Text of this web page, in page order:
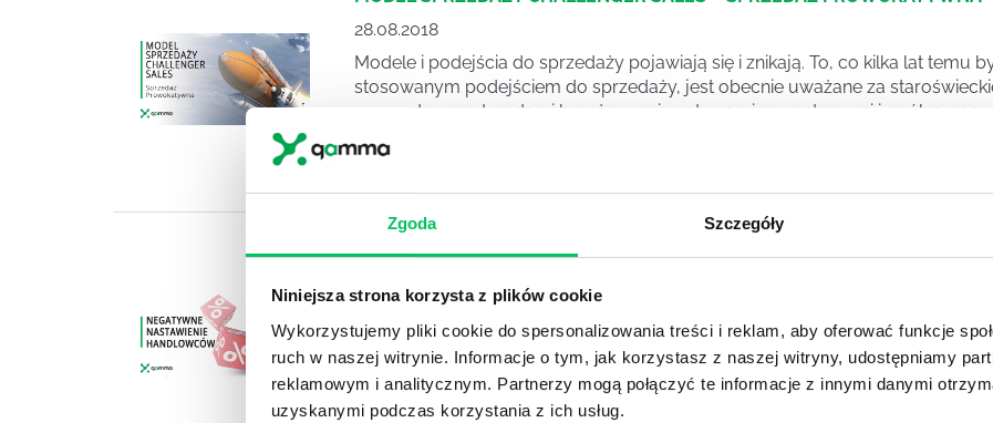
Zgoda Szczegóły
Niniejsza strona korzysta z plików cookie
Wykorzystujemy pliki cookie do spersonalizowania treści i reklam, aby oferować funkcje
ruch w naszej witrynie. Informacje o tym, jak korzystasz z naszej witryny, udostępniamy
reklamowym i analitycznym. Partnerzy mogą połączyć te informacje z innymi danymi
uzyskanymi podczas korzystania z ich usług.
28.08.2018
Modele i podejścia do sprzedaży pojawiają się i znikają. To, co kilka lat temu
stosowanym podejściem do sprzedaży, jest obecnie uważane za
spowodowana trendami branżowymi, wpływami zewnętrznymi i ogólną
Sale autorzy Matthew Dixon i Brent Adamson przedstawiają model, który ma
poprzednich do...
KLIENCI WYBIERAJĄ NASZE PRODUKTY TYLKO WTEDY KIEDY JESTEŚMY
24.06.2018
Handlowcy przedstawiają Klientom produkty i usługi bez przekonania, nie
marki. Nie podkreślają zalet własnych rozwiązań, ani nie wspominają o
że przecież i tak „nikt tego nie weźmie”. Na spotkaniach wewnętrznych
atrakcyjność własnych produktów, podkreślając zalety tych, które proponują